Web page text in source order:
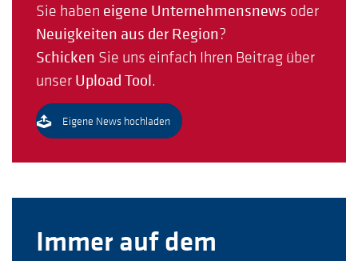
Sie haben eigene Unternehmensnews oder
Neuigkeiten aus der Region?
Schicken Sie uns einfach Ihren Beitrag über
unser Upload Tool.
Eigene News hochladen
Immer auf dem